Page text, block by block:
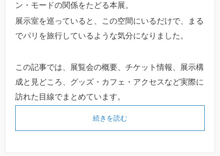
ン・モードの関係をたどる本展。
展示室を巡っていると、この空間にいるだけで、まる
でパリを旅行しているような気分になりました。
この記事では、展覧会の概要、チケット情報、展示構
成と見どころ、グッズ・カフェ・アクセスなど実際に
訪れた目線でまとめています。
続きを読む